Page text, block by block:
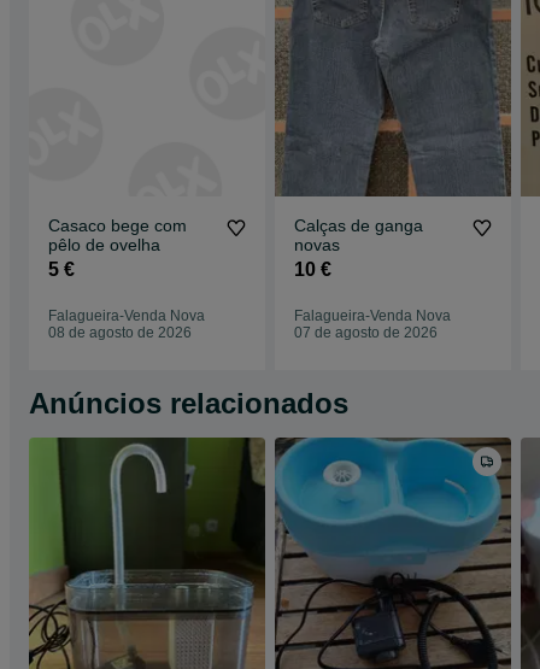
Casaco bege com
pêlo de ovelha
5 €
Falagueira-Venda Nova
08 de agosto de 2026
Calças de ganga
novas
10 €
Falagueira-Venda Nova
07 de agosto de 2026
Anúncios relacionados